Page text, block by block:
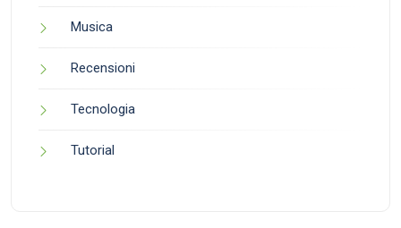
Musica
Recensioni
Tecnologia
Tutorial